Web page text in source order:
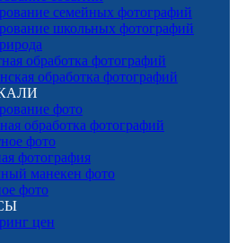
семейных фотографий
школьных фотографий
обработка фотографий
обработка фотографий
фото
обработка фотографий
фото
фотография
манекен фото
фото
цен